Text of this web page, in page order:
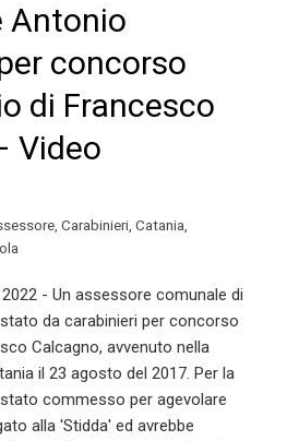
Antonio
concorso
di Francesco
Video
, Carabinieri, Catania,
- Un assessore comunale di
da carabinieri per concorso
Calcagno, avvenuto nella
il 23 agosto del 2017. Per la
commesso per agevolare
alla 'Stidda' ed avrebbe